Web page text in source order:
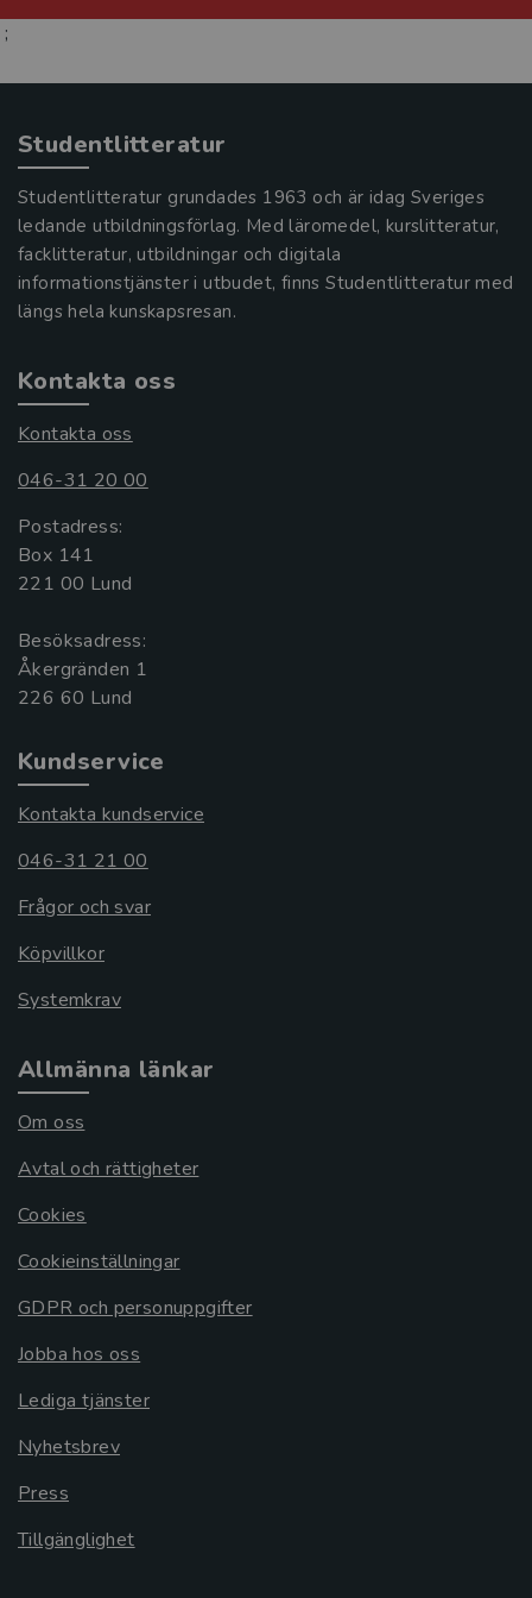
;
Studentlitteratur
Studentlitteratur grundades 1963 och är idag Sveriges
ledande utbildningsförlag. Med läromedel, kurslitteratur,
facklitteratur, utbildningar och digitala
informationstjänster i utbudet, finns Studentlitteratur med
längs hela kunskapsresan.
Kontakta oss
Kontakta oss
046-31 20 00
Postadress:
Box 141
221 00 Lund
Besöksadress:
Åkergränden 1
Kundservice
Kontakta kundservice
046-31 21 00
Frågor och svar
Köpvillkor
Systemkrav
Allmänna länkar
Om oss
Avtal och rättigheter
Cookies
Cookieinställningar
GDPR och personuppgifter
Jobba hos oss
Lediga tjänster
Nyhetsbrev
Press
Tillgänglighet